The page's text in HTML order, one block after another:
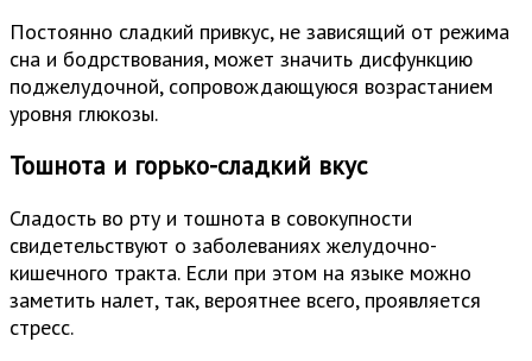
Постоянно сладкий привкус, не зависящий от режима
сна и бодрствования, может значить дисфункцию
поджелудочной, сопровождающуюся возрастанием
уровня глюкозы.
Тошнота и горько-сладкий вкус
Сладость во рту и тошнота в совокупности
свидетельствуют о заболеваниях желудочно-
кишечного тракта. Если при этом на языке можно
заметить налет, так, вероятнее всего, проявляется
стресс.